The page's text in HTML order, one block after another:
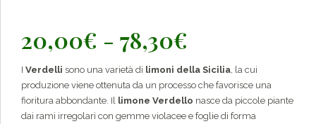
20,00€ - 78,30€
di
prezzo:
da
I Verdelli sono una varietà di limoni della Sicilia , la cui
produzione viene ottenuta da un processo che favorisce una
fioritura abbondante. Il
limone Verdello nasce da piccole piante
dai rami irregolari con gemme violacee e foglie di forma